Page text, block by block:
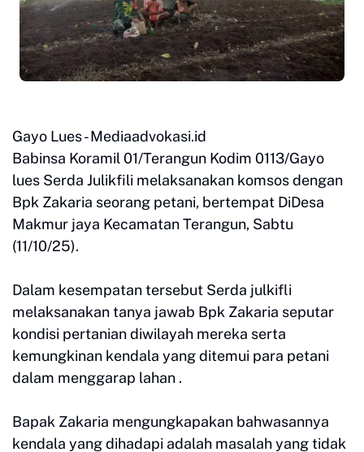
Gayo Lues - Mediaadvokasi.id
Babinsa Koramil 01/Terangun Kodim 0113/Gayo
lues Serda Julikfili melaksanakan komsos dengan
Bpk Zakaria seorang petani, bertempat DiDesa
Makmur jaya Kecamatan Terangun, Sabtu
(11/10/25).
Dalam kesempatan tersebut Serda julkifli
melaksanakan tanya jawab Bpk Zakaria seputar
kondisi pertanian diwilayah mereka serta
kemungkinan kendala yang ditemui para petani
dalam menggarap lahan .
Bapak Zakaria mengungkapakan bahwasannya
kendala yang dihadapi adalah masalah yang tidak